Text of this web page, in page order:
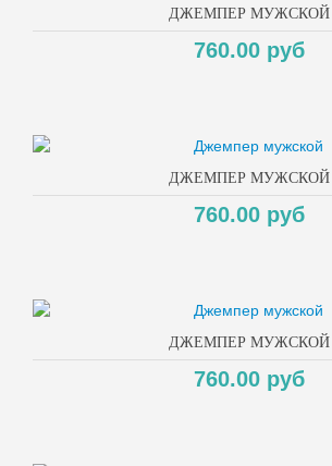
ДЖЕМПЕР МУЖСКОЙ
760.00 руб
ДЖЕМПЕР МУЖСКОЙ
760.00 руб
ДЖЕМПЕР МУЖСКОЙ
760.00 руб